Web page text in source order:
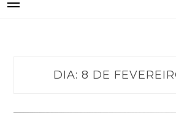
DIA: 8 DE